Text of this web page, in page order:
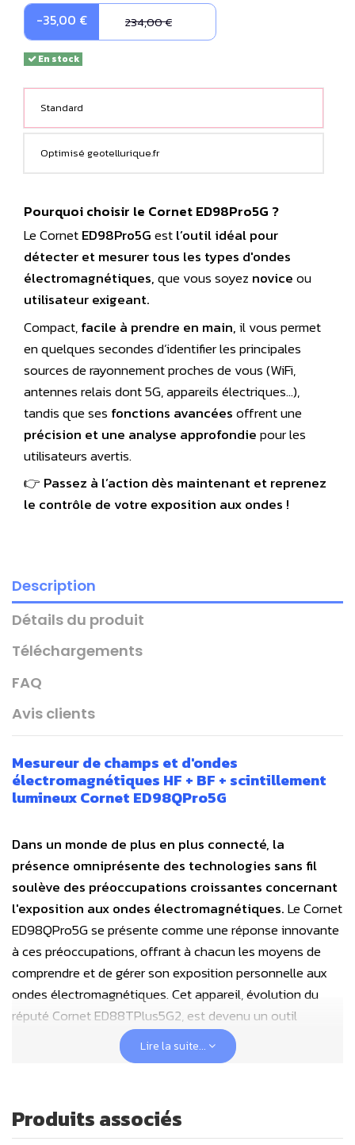
-35,00 € 234,00 €
En stock
Standard
Optimisé geotellurique.fr
Pourquoi choisir le Cornet ED98Pro5G ?
Le CornetED98Pro5Gestl’outil idéal pour
détecter et mesurer tous les types d'ondes
électromagnétiques,que vous soyez noviceou
utilisateur exigeant.
Compact,facile à prendre en main,il vous permet
en quelques secondes d’identifier les principales
sources de rayonnement proches de vous (WiFi,
antennes relais dont 5G, appareils électriques…),
tandis que ses fonctions avancéesoffrent une
précision et une analyse approfondiepour les
utilisateurs avertis.
👉 Passez à l’action dès maintenant et reprenez
le contrôle de votre exposition aux ondes !
Description
Détails du produit
Téléchargements
FAQ
Avis clients
Mesureur de champs et d'ondes
électromagnétiques HF + BF + scintillement
lumineux Cornet ED98QPro5G
Dans un monde de plus en plus connecté, la
présence omniprésente des technologies sans fil
soulève des préoccupations croissantes concernant
l'exposition aux ondes électromagnétiques.Le Cornet
ED98QPro5G se présente comme une réponse innovante
à ces préoccupations, offrant à chacun les moyens de
comprendre et de gérer son exposition personnelle aux
ondes électromagnétiques. Cet appareil, évolution du
réputé Cornet ED88TPlus5G2, est devenu un outil
incontournable pour ceux qui cherchent à mesurer
précisément et facilement les ondes dans leur
Le
Cornet ED98QPro5G
est un détecteur
multifréquences 4 en 1qui mesure
Lire la suite...
Produits associés